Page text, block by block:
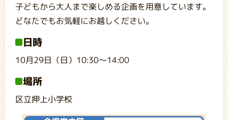
子どもから大人まで楽しめる企画を用意しています。
どなたでもお気軽にお越しください。
日時
10月29日（日）10:30～14:00
場所
区立押上小学校